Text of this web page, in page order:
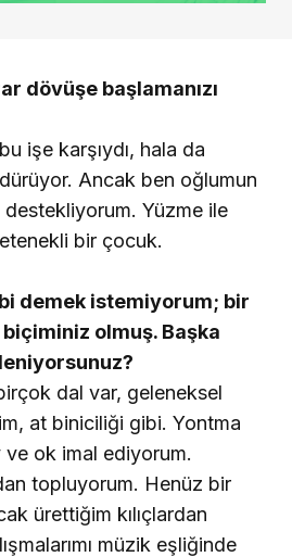
dövüşe başlamanızı
işe karşıydı, hala da
Ancak ben oğlumun
destekliyorum. Yüzme ile
bir çocuk.
demek istemiyorum; bir
olmuş. Başka
dal var, geleneksel
at biniciliği gibi. Yontma
ve ok imal ediyorum.
topluyorum. Henüz bir
ürettiğim kılıçlardan
müzik eşliğinde